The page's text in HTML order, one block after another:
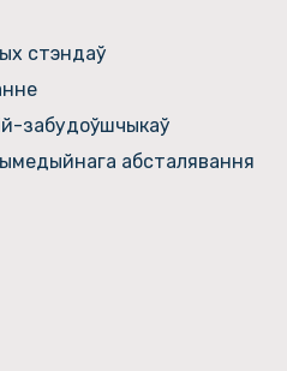
стэндаў
забудоўшчыкаў
абсталявання